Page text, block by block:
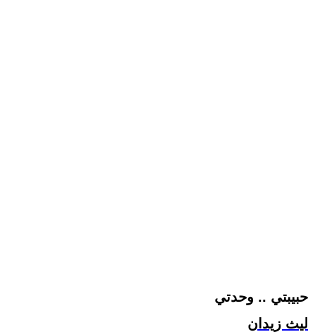
حبيبتي .. وحدتي
ليث زيدان